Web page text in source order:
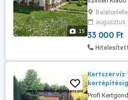
15
Apartman
Ft-tól---48000
Az
van.Parkolás
udvaron.TV +
augusztus 1
33 000 Ft
kertépítésig
Profi